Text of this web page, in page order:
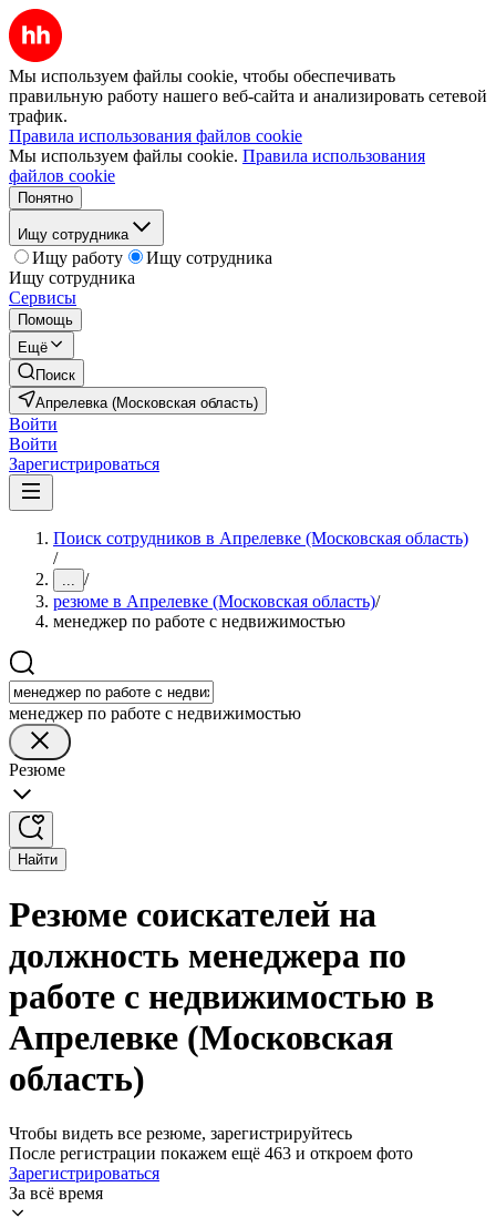
Мы используем файлы cookie, чтобы обеспечивать
правильную работу нашего веб-сайта и анализировать сетевой
трафик.
Правила использования файлов cookie
Мы используем файлы cookie. Правила использования
файлов cookie
Понятно
Ищу сотрудника
Ищу работу
Ищу сотрудника
Ищу сотрудника
Сервисы
Помощь
Ещё
Поиск
Апрелевка (Московская область)
Войти
Войти
Зарегистрироваться
Поиск сотрудников в Апрелевке (Московская область)
/
... /
резюме в Апрелевке (Московская область)/
менеджер по работе с недвижимостью
менеджер по работе с недвижимостью
Резюме
Найти
Резюме соискателей на
должность менеджера по
работе с недвижимостью в
Апрелевке (Московская
область)
Чтобы видеть все резюме, зарегистрируйтесь
После регистрации покажем ещё 463 и откроем фото
Зарегистрироваться
За всё время